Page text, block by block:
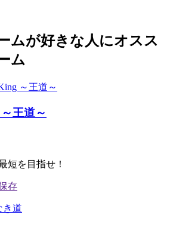
ムが好きな人にオスス
ム
王道～
短を目指せ！